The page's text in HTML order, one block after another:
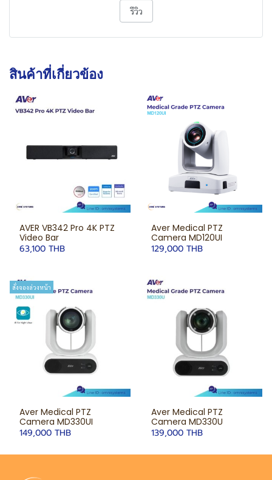
รีวิว
สินค้าที่เกี่ยวข้อง
AVER VB342 Pro 4K PTZ
Video Bar
63,100 THB
Aver Medical PTZ
Camera MD120UI
129,000 THB
สั่งจองล่วงหน้า
Aver Medical PTZ
Camera MD330UI
149,000 THB
Aver Medical PTZ
Camera MD330U
139,000 THB